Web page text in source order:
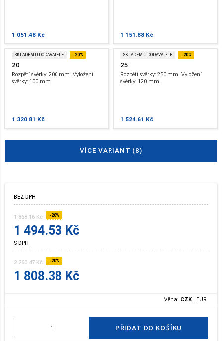
1 051.48 Kč 1 151.88 Kč
SKLADEM U DODAVATELE -20%
20
Rozpětí svěrky: 200 mm. Vyložení
svěrky: 100 mm.
1 320.81 Kč
SKLADEM U DODAVATELE -20%
25
Rozpětí svěrky: 250 mm. Vyložení
svěrky: 120 mm.
1 524.61 Kč
VÍCE VARIANT (8)
BEZ DPH
1 868.16 Kč -20%
1 494.53 Kč
S DPH
2 260.47 Kč -20%
1 808.38 Kč
Měna: CZK | EUR
PŘIDAT DO KOŠÍKU